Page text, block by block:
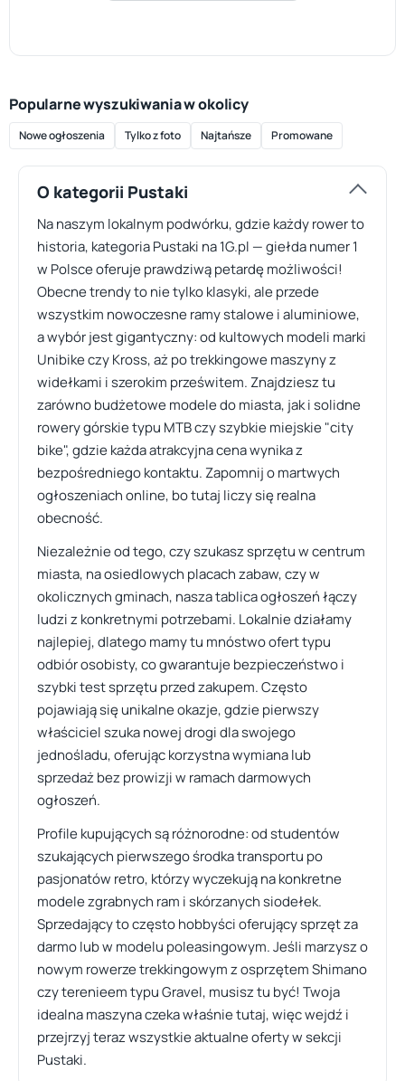
Popularne wyszukiwania w okolicy
Nowe ogłoszenia Tylko z foto Najtańsze Promowane
O kategorii Pustaki
Na naszym lokalnym podwórku, gdzie każdy rower to
historia, kategoria Pustaki na 1G.pl — giełda numer 1
w Polsce oferuje prawdziwą petardę możliwości!
Obecne trendy to nie tylko klasyki, ale przede
wszystkim nowoczesne ramy stalowe i aluminiowe,
a wybór jest gigantyczny: od kultowych modeli marki
Unibike czy Kross, aż po trekkingowe maszyny z
widełkami i szerokim prześwitem. Znajdziesz tu
zarówno budżetowe modele do miasta, jak i solidne
rowery górskie typu MTB czy szybkie miejskie "city
bike", gdzie każda atrakcyjna cena wynika z
bezpośredniego kontaktu. Zapomnij o martwych
ogłoszeniach online, bo tutaj liczy się realna
obecność.
Niezależnie od tego, czy szukasz sprzętu w centrum
miasta, na osiedlowych placach zabaw, czy w
okolicznych gminach, nasza tablica ogłoszeń łączy
ludzi z konkretnymi potrzebami. Lokalnie działamy
najlepiej, dlatego mamy tu mnóstwo ofert typu
odbiór osobisty, co gwarantuje bezpieczeństwo i
szybki test sprzętu przed zakupem. Często
pojawiają się unikalne okazje, gdzie pierwszy
właściciel szuka nowej drogi dla swojego
jednośladu, oferując korzystna wymiana lub
sprzedaż bez prowizji w ramach darmowych
ogłoszeń.
Profile kupujących są różnorodne: od studentów
szukających pierwszego środka transportu po
pasjonatów retro, którzy wyczekują na konkretne
modele zgrabnych ram i skórzanych siodełek.
Sprzedający to często hobbyści oferujący sprzęt za
darmo lub w modelu poleasingowym. Jeśli marzysz o
nowym rowerze trekkingowym z osprzętem Shimano
czy terenieem typu Gravel, musisz tu być! Twoja
idealna maszyna czeka właśnie tutaj, więc wejdź i
przejrzyj teraz wszystkie aktualne oferty w sekcji
Pustaki.